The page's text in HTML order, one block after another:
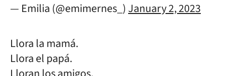
— Emilia (@emimernes_) January 2, 2023
Llora la mamá.
Llora el papá.